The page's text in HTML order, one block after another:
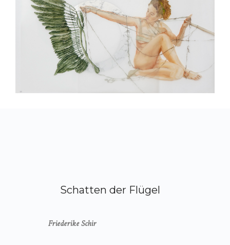
Schatten der Flügel
Friederike Schir